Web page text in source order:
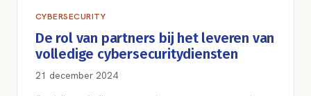
CYBERSECURITY
De rol van partners bij het leveren van
volledige cybersecuritydiensten
21 december 2024